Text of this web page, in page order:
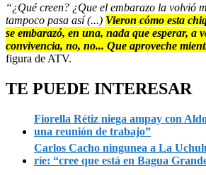
“¿Qué creen? ¿Que el embarazo la volvió
tampoco pasa así (...) Vieron cómo esta
se embarazó, en una, nada que esperar, a
convivencia, no, no... Que aproveche
figura de ATV.
TE PUEDE INTERESAR
Fiorella Rétiz niega ampay con
una reunión de trabajo”
Carlos Cacho ningunea a La
ríe: “cree que está en Bagua